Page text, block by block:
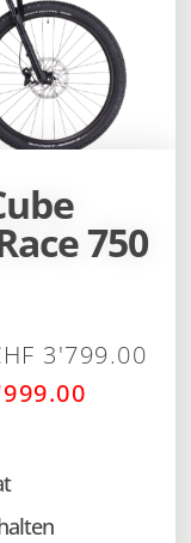
750
3'799.00